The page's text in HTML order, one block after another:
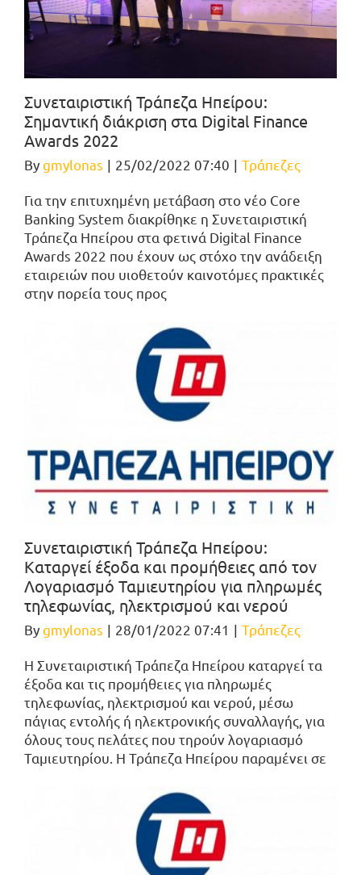
Συνεταιριστική Τράπεζα Ηπείρου:
Σημαντική διάκριση στα Digital Finance
Awards 2022
Bygmylonas | 25/02/2022 07:40 | Τράπεζες
Για την επιτυχημένη μετάβαση στο νέο Core
Banking System διακρίθηκε η Συνεταιριστική
Τράπεζα Ηπείρου στα φετινά Digital Finance
Awards 2022 που έχουν ως στόχο την ανάδειξη
εταιρειών που υιοθετούν καινοτόμες πρακτικές
στην πορεία τους προς
Συνεταιριστική Τράπεζα Ηπείρου:
Καταργεί έξοδα και προμήθειες από τον
Λογαριασμό Ταμιευτηρίου για πληρωμές
τηλεφωνίας, ηλεκτρισμού και νερού
Bygmylonas | 28/01/2022 07:41 | Τράπεζες
Η Συνεταιριστική Τράπεζα Ηπείρου καταργεί τα
έξοδα και τις προμήθειες για πληρωμές
τηλεφωνίας, ηλεκτρισμού και νερού, μέσω
πάγιας εντολής ή ηλεκτρονικής συναλλαγής, για
όλους τους πελάτες που τηρούν λογαριασμό
Ταμιευτηρίου. Η Τράπεζα Ηπείρου παραμένει σε